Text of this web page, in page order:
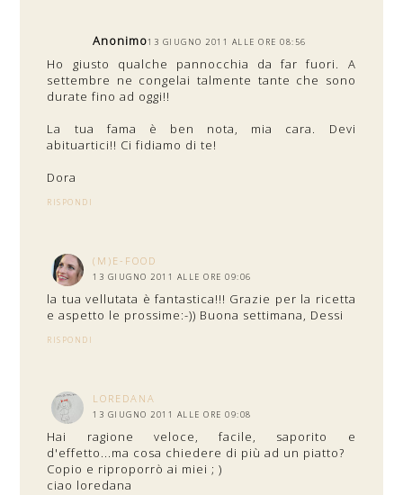
Anonimo13 GIUGNO 2011 ALLE ORE 08:56
Ho giusto qualche pannocchia da far fuori. A
settembre ne congelai talmente tante che sono
durate fino ad oggi!!
La tua fama è ben nota, mia cara. Devi
abituartici!! Ci fidiamo di te!
Dora
RISPONDI
(M)E-FOOD
13 GIUGNO 2011 ALLE ORE 09:06
la tua vellutata è fantastica!!! Grazie per la ricetta
e aspetto le prossime:-)) Buona settimana, Dessi
RISPONDI
LOREDANA
13 GIUGNO 2011 ALLE ORE 09:08
Hai ragione veloce, facile, saporito e
d'effetto...ma cosa chiedere di più ad un piatto?
Copio e riproporrò ai miei ; )
ciao loredana